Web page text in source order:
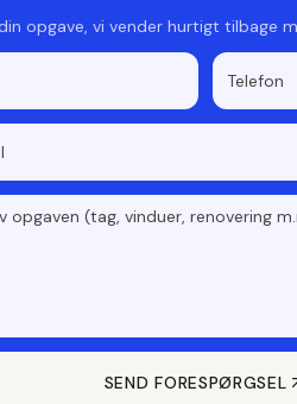
opgave, vi vender hurtigt tilbage
SEND FORESPØRGSEL